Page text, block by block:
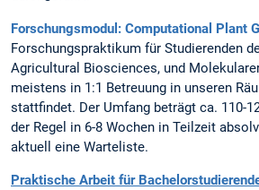
Forschungsmodul: Computational Plant
Forschungspraktikum für Studierenden
Agricultural Biosciences, und
meistens in 1:1 Betreuung in unseren
stattfindet. Der Umfang beträgt ca. 110-
der Regel in 6-8 Wochen in Teilzeit
aktuell eine Warteliste.
Praktische Arbeit für